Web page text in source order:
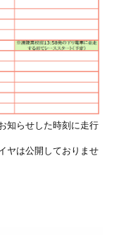
知らせした時刻に走行
ヤは公開しておりませ